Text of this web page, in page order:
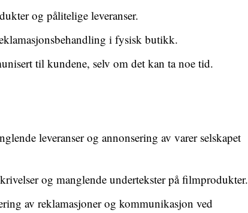
og pålitelige leveranser.
i fysisk butikk.
til kundene, selv om det kan ta noe tid.
leveranser og annonsering av varer selskapet
og manglende undertekster på filmprodukter.
av reklamasjoner og kommunikasjon ved